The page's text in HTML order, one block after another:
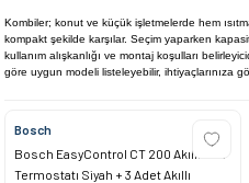
Kombiler; konut ve küçük işletmelerde hem
kompakt şekilde karşılar. Seçim yaparken
kullanım alışkanlığı ve montaj koşulları
göre uygun modeli listeleyebilir, ihtiyaçlarınıza
Bosch
Bosch EasyControl CT 200 Akıllı Oda
Termostatı Siyah + 3 Adet Akıllı